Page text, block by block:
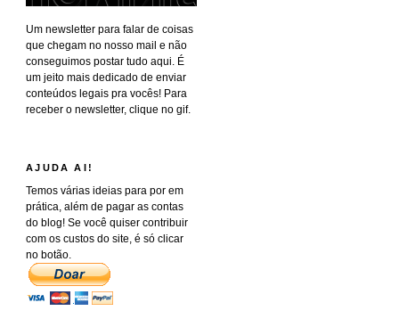
Um newsletter para falar de coisas
que chegam no nosso mail e não
conseguimos postar tudo aqui. É
um jeito mais dedicado de enviar
conteúdos legais pra vocês! Para
receber o newsletter, clique no gif.
AJUDA AI!
Temos várias ideias para por em
prática, além de pagar as contas
do blog! Se você quiser contribuir
com os custos do site, é só clicar
no botão.